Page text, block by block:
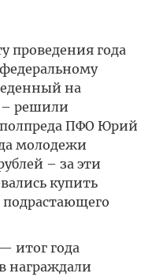
проведения года
на
– решили
полпреда ПФО Юрий
молодежи
– за эти
купить
итог года
награждали